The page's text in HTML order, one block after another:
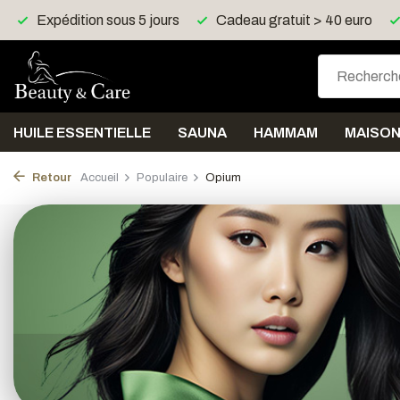
Cadeau gratuit > 40 euro Livraison gratuite > 150
HUILE ESSENTIELLE SAUNA HAMMAM MAISON
Retour Accueil Populaire Opium